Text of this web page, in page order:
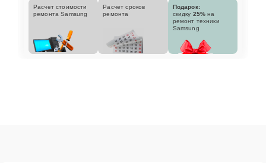
Расчет стоимости
ремонта Samsung
Расчет сроков
ремонта
Подарок:
скидку 25% на
ремонт техники
Samsung